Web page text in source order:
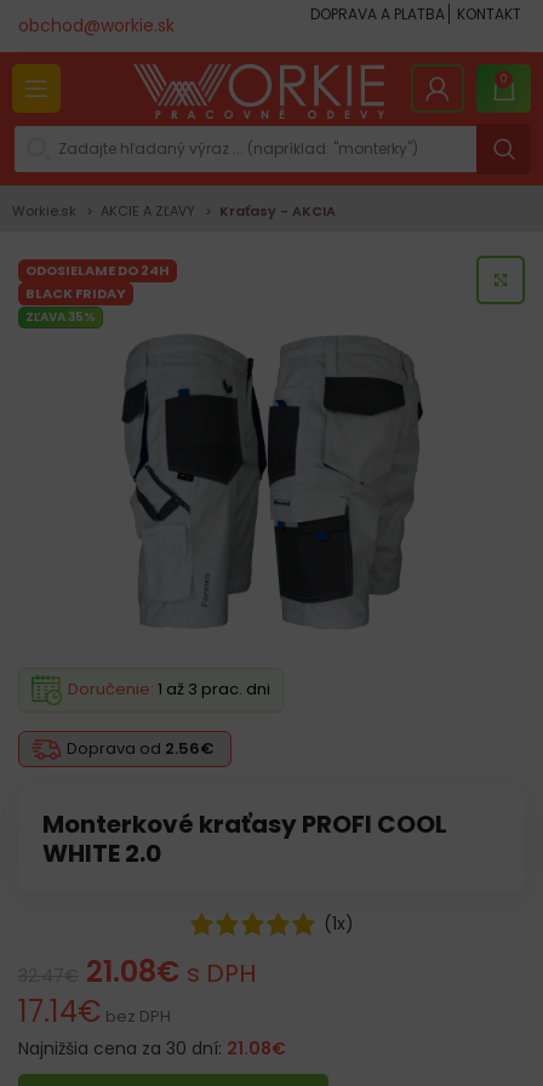
obchod@workie.sk DOPRAVA A PLATBA KONTAKT
0
Workie.sk AKCIE A ZĽAVY Kraťasy - AKCIA
ODOSIELAME DO 24H
BLACK FRIDAY
ZĽAVA 35%
Monterkové kraťasy PROFI COOL
WHITE 2.0
Doprava od 2.56€
Doručenie: 1 až 3 prac. dni
(1x)
21.08€ s DPH
17.14€ bez DPH
Najnižšia cena za 30 dní: 21.08€